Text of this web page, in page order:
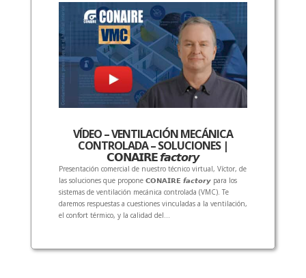
VÍDEO – VENTILACIÓN MECÁNICA
CONTROLADA – SOLUCIONES |
𝗖𝗢𝗡𝗔𝗜𝗥𝗘 𝙛𝙖𝙘𝙩𝙤𝙧𝙮
Presentación comercial de nuestro técnico virtual, Víctor, de
las soluciones que propone 𝗖𝗢𝗡𝗔𝗜𝗥𝗘 𝙛𝙖𝙘𝙩𝙤𝙧𝙮 para los
sistemas de ventilación mecánica controlada (VMC). Te
daremos respuestas a cuestiones vinculadas a la ventilación,
el confort térmico, y la calidad del...